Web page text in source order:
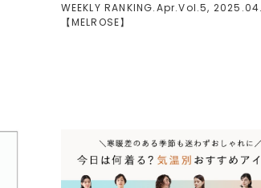
WEEKLY RANKING.Apr.Vol.5,
【MELROSE】